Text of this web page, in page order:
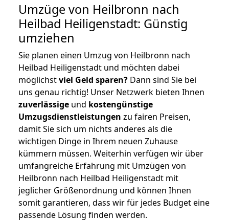
Umzüge von Heilbronn nach
Heilbad Heiligenstadt: Günstig
umziehen
Sie planen einen Umzug von Heilbronn nach
Heilbad Heiligenstadt und möchten dabei
möglichstviel Geld sparen? Dann sind Sie bei
uns genau richtig! Unser Netzwerk bieten Ihnen
zuverlässige und kostengünstige
Umzugsdienstleistungen zu fairen Preisen,
damit Sie sich um nichts anderes als die
wichtigen Dinge in Ihrem neuen Zuhause
kümmern müssen. Weiterhin verfügen wir über
umfangreiche Erfahrung mit Umzügen von
Heilbronn nach Heilbad Heiligenstadt mit
jeglicher Größenordnung und können Ihnen
somit garantieren, dass wir für jedes Budget eine
passende Lösung finden werden.